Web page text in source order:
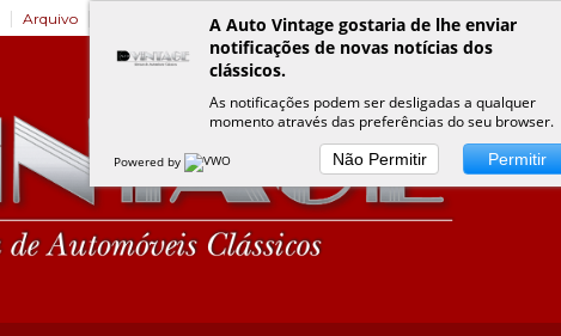
Arquivo Eventos VINTAGE Política de Privacidade
A Auto Vintage gostaria de lhe enviar
notificações de novas notícias dos
clássicos.
As notificações podem ser desligadas a qualquer
momento através das preferências do seu browser.
Powered by Não Permitir Permitir